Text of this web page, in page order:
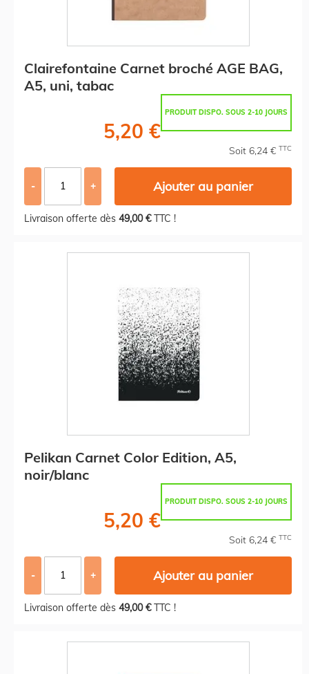
Clairefontaine Carnet broché AGE BAG,
A5, uni, tabac
PRODUIT DISPO. SOUS 2-10 JOURS
5,20 €
Soit 6,24 € TTC
- + Ajouter au panier
Livraison offerte dès 49,00 €TTC !
Pelikan Carnet Color Edition, A5,
noir/blanc
PRODUIT DISPO. SOUS 2-10 JOURS
5,20 €
Soit 6,24 € TTC
- + Ajouter au panier
Livraison offerte dès 49,00 €TTC !